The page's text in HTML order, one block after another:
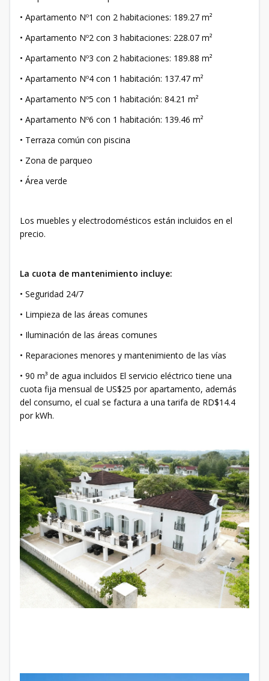
• Apartamento Nº1 con 2 habitaciones: 189.27 m²
• Apartamento Nº2 con 3 habitaciones: 228.07 m²
• Apartamento Nº3 con 2 habitaciones: 189.88 m²
• Apartamento Nº4 con 1 habitación: 137.47 m²
• Apartamento Nº5 con 1 habitación: 84.21 m²
• Apartamento Nº6 con 1 habitación: 139.46 m²
• Terraza común con piscina
• Zona de parqueo
• Área verde
Los muebles y electrodomésticos están incluidos en el
precio.
La cuota de mantenimiento incluye:
• Seguridad 24/7
• Limpieza de las áreas comunes
• Iluminación de las áreas comunes
• Reparaciones menores y mantenimiento de las vías
• 90 m³ de agua incluidos El servicio eléctrico tiene una
cuota fija mensual de US$25 por apartamento, además
del consumo, el cual se factura a una tarifa de RD$14.4
por kWh.